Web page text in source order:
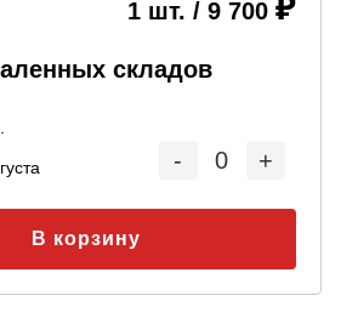
1 шт. / 9 700
складов
- 0 +
В корзину